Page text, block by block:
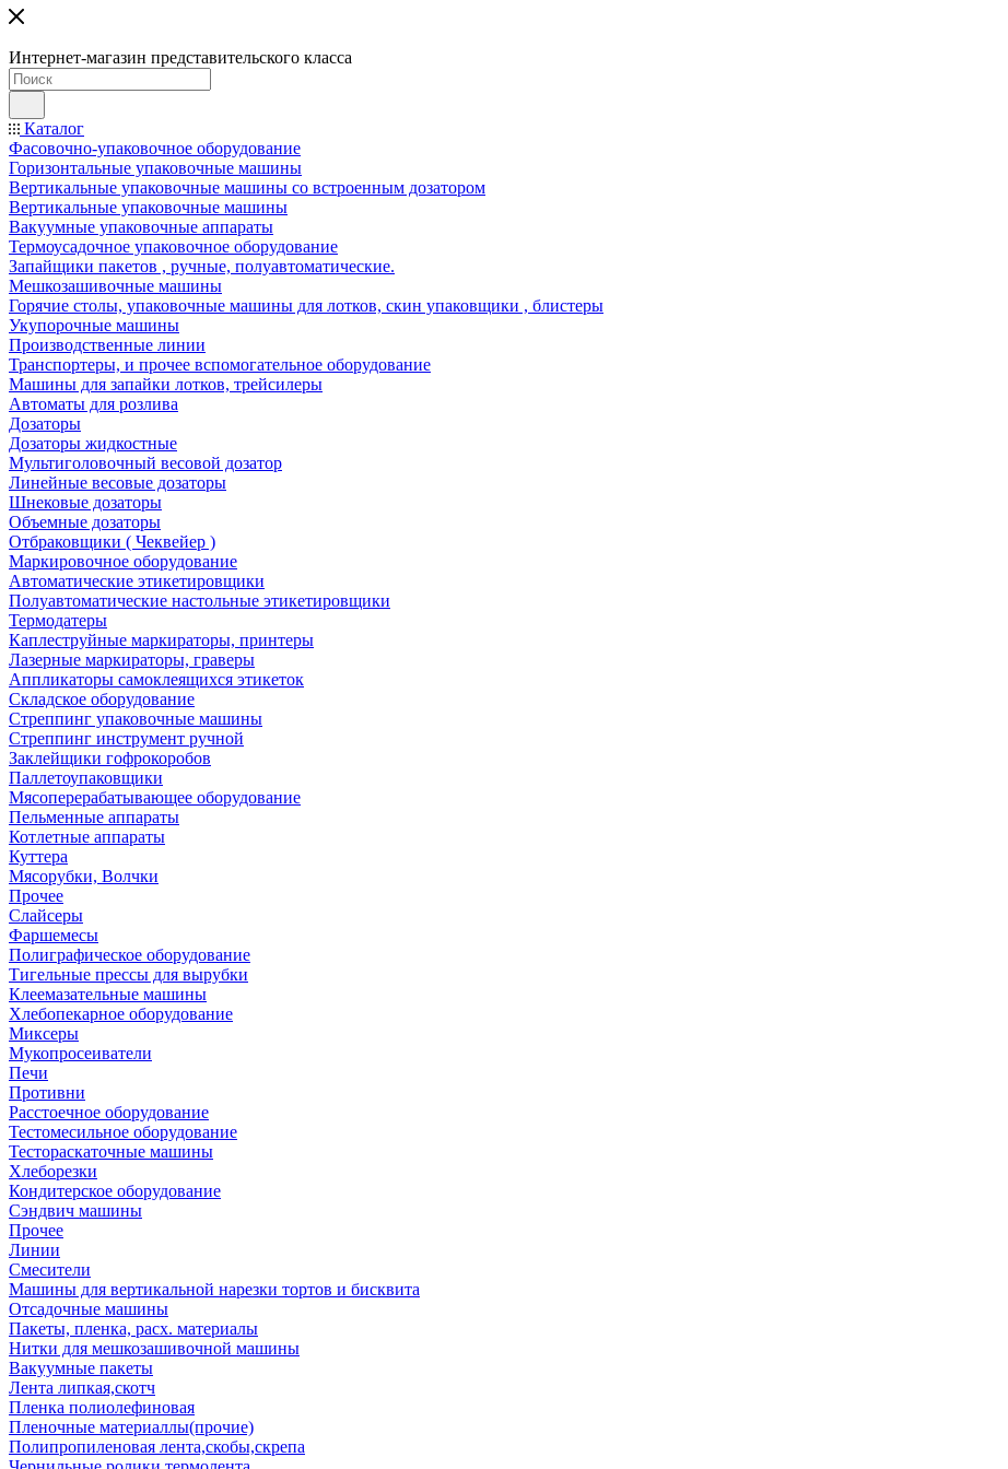
Интернет-магазин представительского класса
Каталог
Фасовочно-упаковочное оборудование
Горизонтальные упаковочные машины
Вертикальные упаковочные машины со встроенным дозатором
Вертикальные упаковочные машины
Вакуумные упаковочные аппараты
Термоусадочное упаковочное оборудование
Запайщики пакетов , ручные, полуавтоматические.
Мешкозашивочные машины
Горячие столы, упаковочные машины для лотков, скин упаковщики , блистеры
Укупорочные машины
Производственные линии
Транспортеры, и прочее вспомогательное оборудование
Машины для запайки лотков, трейсилеры
Автоматы для розлива
Дозаторы
Дозаторы жидкостные
Мультиголовочный весовой дозатор
Линейные весовые дозаторы
Шнековые дозаторы
Объемные дозаторы
Отбраковщики ( Чеквейер )
Маркировочное оборудование
Автоматические этикетировщики
Полуавтоматические настольные этикетировщики
Термодатеры
Каплеструйные маркираторы, принтеры
Лазерные маркираторы, граверы
Аппликаторы самоклеящихся этикеток
Складское оборудование
Стреппинг упаковочные машины
Стреппинг инструмент ручной
Заклейщики гофрокоробов
Паллетоупаковщики
Мясоперерабатывающее оборудование
Пельменные аппараты
Котлетные аппараты
Куттера
Мясорубки, Волчки
Прочее
Слайсеры
Фаршемесы
Полиграфическое оборудование
Тигельные прессы для вырубки
Клеемазательные машины
Хлебопекарное оборудование
Миксеры
Мукопросеиватели
Печи
Противни
Расстоечное оборудование
Тестомесильное оборудование
Тестораскаточные машины
Хлеборезки
Кондитерское оборудование
Сэндвич машины
Прочее
Линии
Смесители
Машины для вертикальной нарезки тортов и бисквита
Отсадочные машины
Пакеты, пленка, расх. материалы
Нитки для мешкозашивочной машины
Вакуумные пакеты
Лента липкая,скотч
Пленка полиолефиновая
Пленочные материаллы(прочие)
Полипропиленовая лента,скобы,скрепа